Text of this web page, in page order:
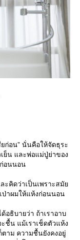
ก่อน” นั่นคือให้จัดธุระ
ย็น และพ่อแม่ปู่ย่าของ
ก่อนนอน
ะคิดว่าเป็นเพราะสมั
ป่าผมให้แห้งก่อนนอน
ธิบายว่า ถ้าเราอาบ
ชื้น แม้เราเช็ดตัวแห้ง
าม ความชื้นยังคงอยู่